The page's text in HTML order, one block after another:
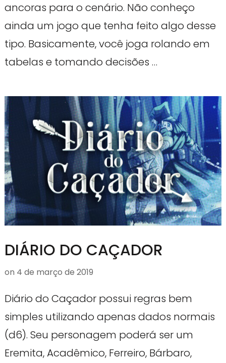
ancoras para o cenário. Não conheço
ainda um jogo que tenha feito algo desse
tipo. Basicamente, você joga rolando em
tabelas e tomando decisões …
DIÁRIO DO CAÇADOR
on 4 de março de 2019
Diário do Caçador possui regras bem
simples utilizando apenas dados normais
(d6). Seu personagem poderá ser um
Eremita, Acadêmico, Ferreiro, Bárbaro,